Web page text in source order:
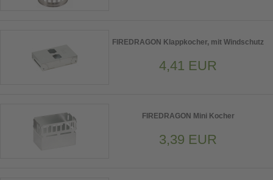
FIREDRAGON Klappkocher, mit Windschutz
4,41 EUR
FIREDRAGON Mini Kocher
3,39 EUR